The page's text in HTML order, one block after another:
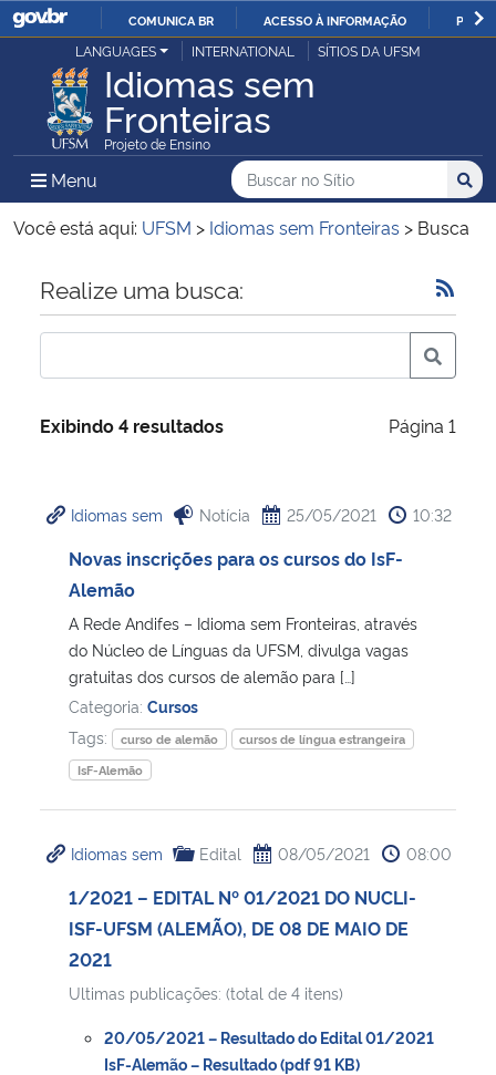
IR
PARA
O
COMUNICA BR ACESSO À INFORMAÇÃO
Ministério da Justiça e Segurança Pública
Ministério da Defesa
Ministério das Relações Exteriores
Ministério da Economia
Ministério da Infraestrutura
Ministério da Cidadania
Ministério de Minas e Energia
Ministério da Ciência, Tecnologia, Inovações e Comunicações
Ministério do Meio Ambiente
Ministério do Turismo
Ministério do Desenvolvimento Regional
Controladoria-Geral da União
Ministério da Mulher, da Família e dos Direitos Humanos
Secretaria-Geral
LANGUAGES INTERNATIONAL SÍTIOS DA UFSM
Idiomas sem
Fronteiras
Projeto de Ensino
Menu Menu Principal do Sítio
Busca
Buscar no no Sítio
Busca:
Você está aqui: UFSM > Idiomas sem Fronteiras > Busca
Início do conteúdo
Realize uma busca:
Exibindo 4 resultados Página 1
Idiomas sem Notícia 25/05/2021 10:32
Novas inscrições para os cursos do IsF-
Alemão
A Rede Andifes – Idioma sem Fronteiras, através
do Núcleo de Línguas da UFSM, divulga vagas
gratuitas dos cursos de alemão para […]
Categoria: Cursos
Tags:
curso de alemão
cursos de língua estrangeira
IsF-Alemão
Idiomas sem Edital 08/05/2021 08:00
1/2021 – EDITAL Nº 01/2021 DO NUCLI-
ISF-UFSM (ALEMÃO), DE 08 DE MAIO DE
2021
Ultimas publicações: (total de 4 itens)
20/05/2021 – Resultado do Edital 01/2021
IsF-Alemão – Resultado (pdf 91 KB)